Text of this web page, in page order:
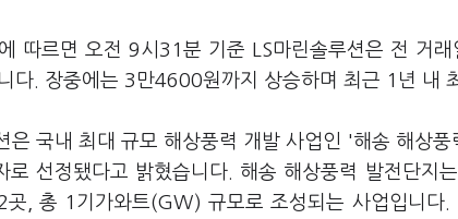
따르면 오전 9시31분 기준 LS마린솔루션은 전
다. 장중에는 3만4600원까지 상승하며 최근 1년 내
은 국내 최대 규모 해상풍력 개발 사업인 '해송 해상
로 선정됐다고 밝혔습니다. 해송 해상풍력 발전단지
, 총 1기가와트(GW) 규모로 조성되는 사업입니다.